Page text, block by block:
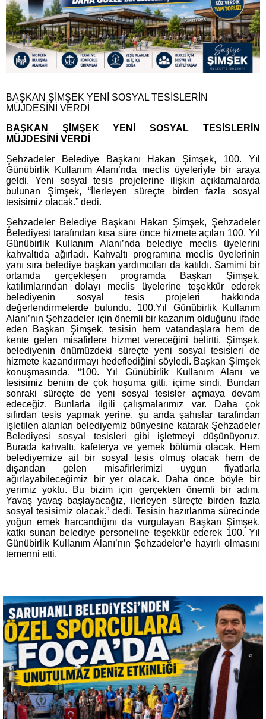
BAŞKAN ŞİMŞEK YENİ SOSYAL TESİSLERİN
MÜJDESİNİ VERDİ
BAŞKAN ŞİMŞEK YENİ SOSYAL TESİSLERİN
MÜJDESİNİ VERDİ
Şehzadeler Belediye Başkanı Hakan Şimşek, 100. Yıl
Günübirlik Kullanım Alanı’nda meclis üyeleriyle bir araya
geldi. Yeni sosyal tesis projelerine ilişkin açıklamalarda
bulunan Şimşek, “İlerleyen süreçte birden fazla sosyal
tesisimiz olacak.” dedi.
Şehzadeler Belediye Başkanı Hakan Şimşek, Şehzadeler
Belediyesi tarafından kısa süre önce hizmete açılan 100. Yıl
Günübirlik Kullanım Alanı’nda belediye meclis üyelerini
kahvaltıda ağırladı. Kahvaltı programına meclis üyelerinin
yanı sıra belediye başkan yardımcıları da katıldı. Samimi bir
ortamda gerçekleşen programda Başkan Şimşek,
katılımlarından dolayı meclis üyelerine teşekkür ederek
belediyenin sosyal tesis projeleri hakkında
değerlendirmelerde bulundu. 100.Yıl Günübirlik Kullanım
Alanı’nın Şehzadeler için önemli bir kazanım olduğunu ifade
eden Başkan Şimşek, tesisin hem vatandaşlara hem de
kente gelen misafirlere hizmet vereceğini belirtti. Şimşek,
belediyenin önümüzdeki süreçte yeni sosyal tesisleri de
hizmete kazandırmayı hedeflediğini söyledi. Başkan Şimşek
konuşmasında, “100. Yıl Günübirlik Kullanım Alanı ve
tesisimiz benim de çok hoşuma gitti, içime sindi. Bundan
sonraki süreçte de yeni sosyal tesisler açmaya devam
edeceğiz. Bunlarla ilgili çalışmalarımız var. Daha çok
sıfırdan tesis yapmak yerine, şu anda şahıslar tarafından
işletilen alanları belediyemiz bünyesine katarak Şehzadeler
Belediyesi sosyal tesisleri gibi işletmeyi düşünüyoruz.
Burada kahvaltı, kafeterya ve yemek bölümü olacak. Hem
belediyemize ait bir sosyal tesis olmuş olacak hem de
dışarıdan gelen misafirlerimizi uygun fiyatlarla
ağırlayabileceğimiz bir yer olacak. Daha önce böyle bir
yerimiz yoktu. Bu bizim için gerçekten önemli bir adım.
Yavaş yavaş başlayacağız, ilerleyen süreçte birden fazla
sosyal tesisimiz olacak.” dedi. Tesisin hazırlanma sürecinde
yoğun emek harcandığını da vurgulayan Başkan Şimşek,
katkı sunan belediye personeline teşekkür ederek 100. Yıl
Günübirlik Kullanım Alanı’nın Şehzadeler’e hayırlı olmasını
temenni etti.